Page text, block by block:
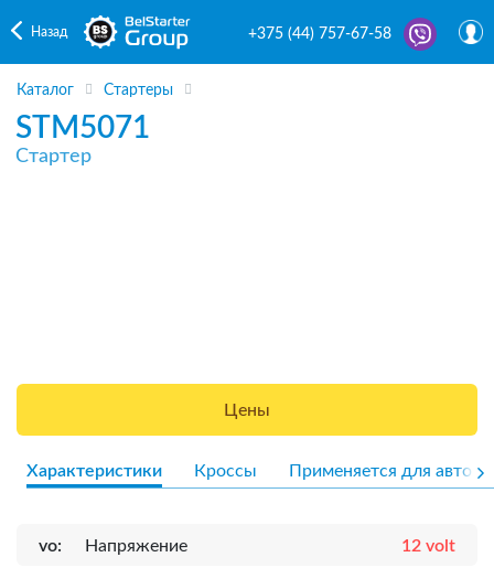
Назад +375 (44) 757-67-58
Каталог Стартеры
STM5071
Стартер
Цены
Характеристики Кроссы Применяется для авто
vo: Напряжение 12 volt